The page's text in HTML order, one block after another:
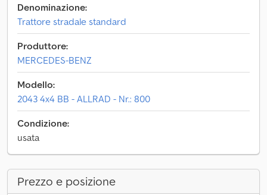
Denominazione:
Trattore stradale standard
Produttore:
MERCEDES-BENZ
Modello:
2043 4x4 BB - ALLRAD - Nr.: 800
Condizione:
usata
Prezzo e posizione